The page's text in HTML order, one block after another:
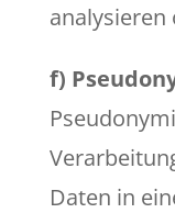
analysieren
f)
Daten in